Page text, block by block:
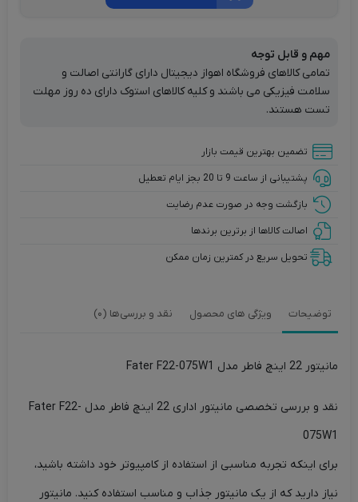
مهم و قابل توجه
تمامی کالاهای فروشگاه اهواز دیجیتال دارای گارانتی اصالت و
سلامت فیزیکی می باشند و کلیه کالاهای استوک دارای ده روز مهلت
تست هستند.
تضمین بهترین قیمت بازار
پشتیبانی از ساعت 9 تا 20 بجز ایام تعطیل
بازگشت وجه در صورت عدم رضایت
اصالت کالاها از برترین برندها
تحویل سریع در کمترین زمان ممکن
توضیحات ویژگی های محصول نقد و بررسی‌ها (0)
مانیتور 22 اینچ فاطر مدل Fater F22-075W1
نقد و بررسی تخصصی مانیتور اداری 22 اینچ فاطر مدل Fater F22-
075W1
برای اینکه تجربه مناسبی از استفاده از کامپیوتر خود داشته باشید،
نیاز دارید که از یک مانیتور جذاب و مناسب استفاده کنید. مانیتور